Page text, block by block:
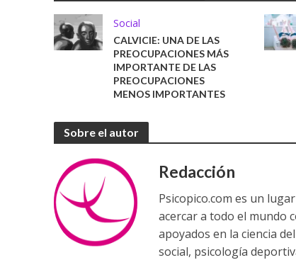
Social
CALVICIE: UNA DE LAS
PREOCUPACIONES MÁS
IMPORTANTE DE LAS
PREOCUPACIONES
MENOS IMPORTANTES
Sobre el autor
Redacción
Psicopico.com es un
acercar a todo el mundo
apoyados en la ciencia
social, psicología